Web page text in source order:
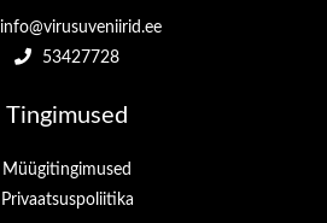
info@virusuveniirid.ee
53427728
Tingimused
Müügitingimused
Privaatsuspoliitika